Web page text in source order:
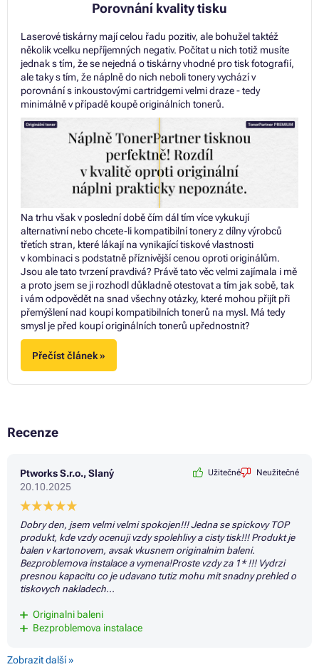
Porovnání kvality tisku
Laserové tiskárny mají celou řadu pozitiv, ale bohužel taktéž
několik vcelku nepříjemných negativ. Počítat u nich totiž musíte
jednak s tím, že se nejedná o tiskárny vhodné pro tisk fotografií,
ale taky s tím, že náplně do nich neboli tonery vychází v
porovnání s inkoustovými cartridgemi velmi draze - tedy
minimálně v případě koupě originálních tonerů.
Na trhu však v poslední době čím dál tím více vykukují
alternativní nebo chcete-li kompatibilní tonery z dílny výrobců
třetích stran, které lákají na vynikající tiskové vlastnosti
v kombinaci s podstatně příznivější cenou oproti originálům.
Jsou ale tato tvrzení pravdivá? Právě tato věc velmi zajímala i mě
a proto jsem se ji rozhodl důkladně otestovat a tím jak sobě, tak
i vám odpovědět na snad všechny otázky, které mohou přijít při
přemýšlení nad koupí kompatibilních tonerů na mysl. Má tedy
smysl je před koupí originálních tonerů upřednostnit?
Přečíst článek »
Recenze
Ptworks S.r.o., Slaný
20.10.2025
Užitečné Neužitečné
Dobry den, jsem velmi velmi spokojen!!! Jedna se spickovy TOP
produkt, kde vzdy ocenuji vzdy spolehlivy a cisty tisk!!! Produkt je
balen v kartonovem, avsak vkusnem originalnim baleni.
Bezproblemova instalace a vymena!Proste vzdy za 1* !!! Vydrzi
presnou kapacitu co je udavano tutiz mohu mit snadny prehled o
tiskovych nakladech...
Originalni baleni
Bezproblemova instalace
Zobrazit další »